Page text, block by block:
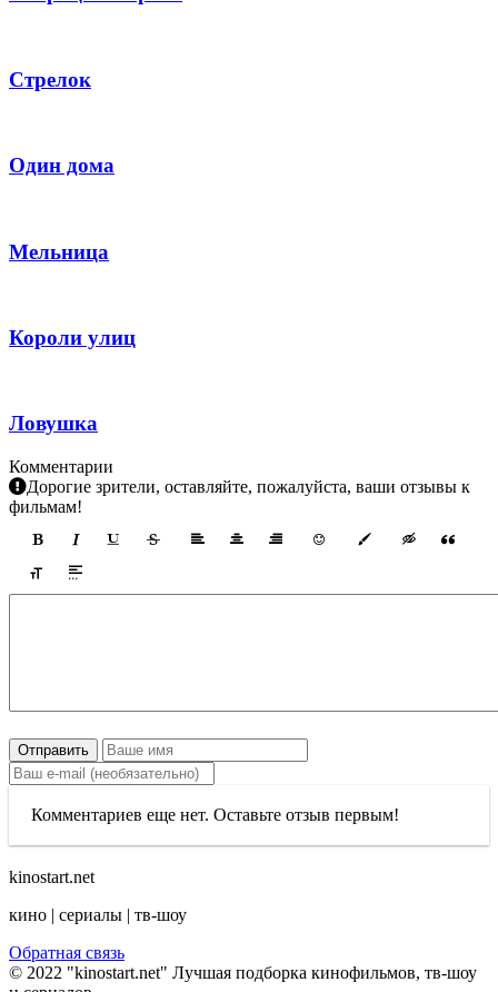
Стрелок
Один дома
Мельница
Короли улиц
Ловушка
Комментарии
Дорогие зрители, оставляйте, пожалуйста, ваши отзывы к
фильмам!
Отправить
Комментариев еще нет. Оставьте отзыв первым!
kinostart.net
кино | сериалы | тв-шоу
Обратная связь
© 2022 "kinostart.net" Лучшая подборка кинофильмов, тв-шоу